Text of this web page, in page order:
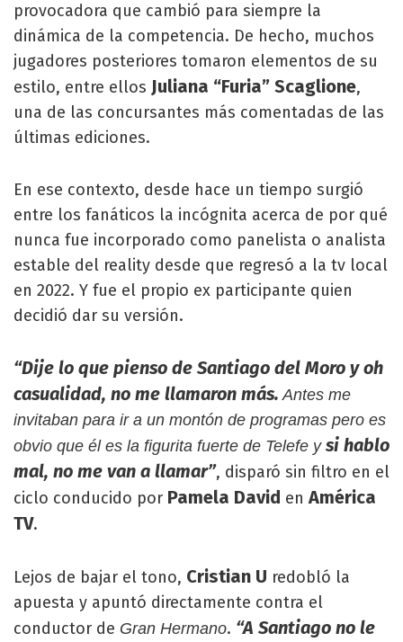
provocadora que cambió para siempre la
dinámica de la competencia. De hecho, muchos
jugadores posteriores tomaron elementos de su
estilo, entre ellos Juliana “Furia” Scaglione,
una de las concursantes más comentadas de las
últimas ediciones.
En ese contexto, desde hace un tiempo surgió
entre los fanáticos la incógnita acerca de por qué
nunca fue incorporado como panelista o analista
estable del reality desde que regresó a la tv local
en 2022. Y fue el propio ex participante quien
decidió dar su versión.
“Dije lo que pienso de Santiago del Moro y oh
casualidad, no me llamaron más. Antes me
invitaban para ir a un montón de programas pero es
obvio que él es la figurita fuerte de Telefe y si hablo
mal, no me van a llamar”, disparó sin filtro en el
ciclo conducido por Pamela David enAmérica
TV.
Lejos de bajar el tono, Cristian U redobló la
apuesta y apuntó directamente contra el
conductor de Gran Hermano. “A Santiago no le